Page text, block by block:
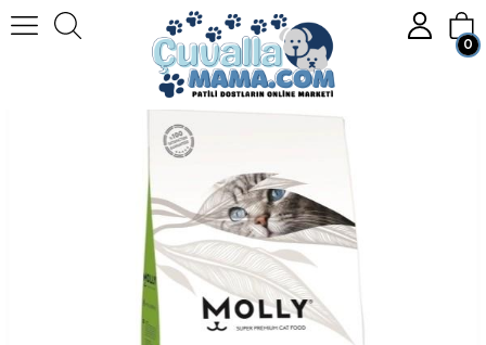
Member Login
0
Kedi Mamaları Kuru Kedi Maması